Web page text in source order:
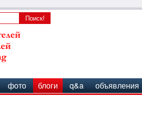
фото блоги q&a объявления